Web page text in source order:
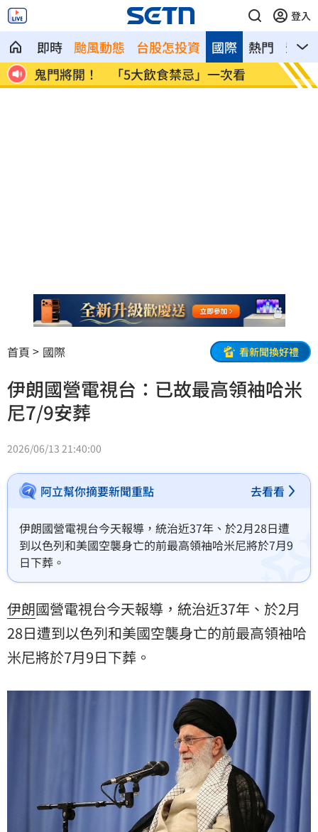
登入
即時 颱風動態 台股怎投資 熱門 影音
國際
鬼門將開！ 「5大飲食禁忌」一次看 美媒
首頁 國際 看新聞換好禮
伊朗國營電視台：已故最高領袖哈米
尼7/9安葬
2026/06/13 21:40:00
阿立幫你摘要新聞重點 去看看
伊朗國營電視台今天報導，統治近37年、於2月28日遭
到以色列和美國空襲身亡的前最高領袖哈米尼將於7月9
日下葬。
伊朗國營電視台今天報導，統治近37年、於2月
28日遭到以色列和美國空襲身亡的前最高領袖哈
米尼將於7月9日下葬。